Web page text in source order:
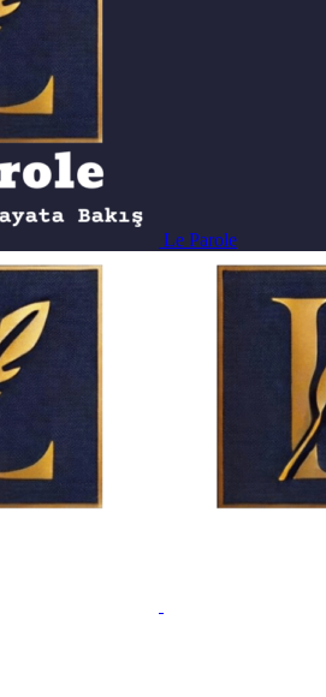
Le Parole